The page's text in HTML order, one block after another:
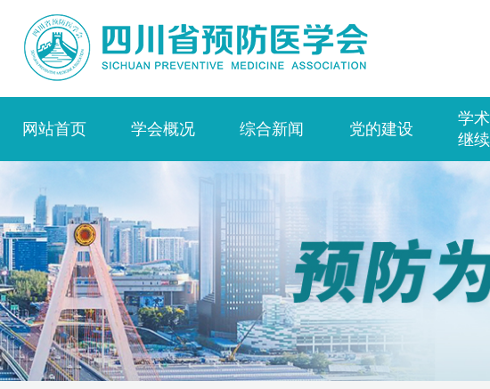
网站首页 学会概况 综合新闻 党的建设
学
继